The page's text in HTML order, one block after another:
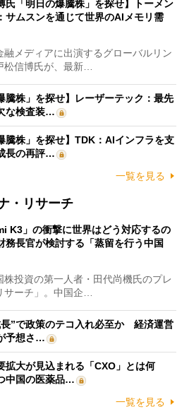
氏「明日の爆騰株」を探せ】トーメン
サムスンを通じて世界のAIメモリ需
メディアに出演するグローバルリン
松信博氏が、最新…
騰株」を探せ】レーザーテック：最先
な検査装…
騰株」を探せ】TDK：AIインフラを支
長の再評…
一覧を見る
・リサーチ
K3」の衝撃に世界はどう対応するの
長官が検討する「蒸留を行う中国
投資の第一人者・田代尚機氏のプレ
サーチ」。中国企…
”で政策のテコ入れ必至か 経済運営
予想さ…
拡大が見込まれる「CXO」とは何
中国の医薬品…
一覧を見る